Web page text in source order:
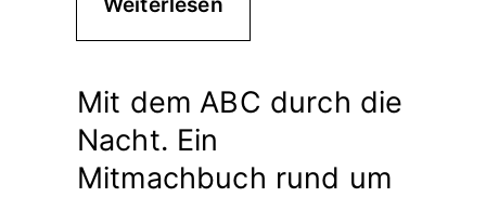
Mit dem ABC durch die
Nacht. Ein
Mitmachbuch rund um